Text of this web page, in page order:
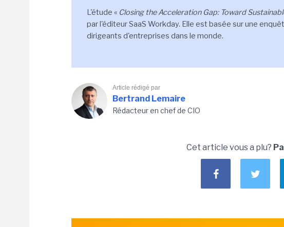
L'étude « Closing the Acceleration Gap: Toward
par l'éditeur SaaS Workday. Elle est basée sur une
dirigeants d'entreprises dans le monde.
Article rédigé par
Bertrand Lemaire
Rédacteur en chef de CIO
Cet article vous a plu?